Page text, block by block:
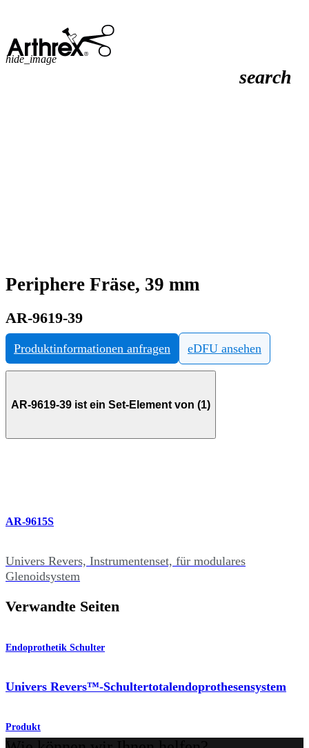
search
hide_image
Periphere Fräse, 39 mm
AR-9619-39
Produktinformationen anfragen eDFU ansehen
AR-9619-39 ist ein Set-Element von (1)
AR-9615S
Univers Revers, Instrumentenset, für modulares
Glenoidsystem
Verwandte Seiten
Endoprothetik Schulter
Univers Revers™-Schultertotalendoprothesensystem
Produkt